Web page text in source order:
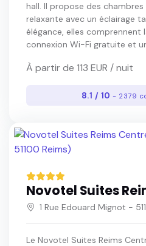
hall. Il propose des
relaxante avec un éclairage
élégance, elles comprennent
connexion Wi-Fi gratuite et
À partir de 113 EUR / nuit
8.1 / 10 - 2379
Novotel Suites
1 Rue Edouard Mignot -
Le Novotel Suites Reims